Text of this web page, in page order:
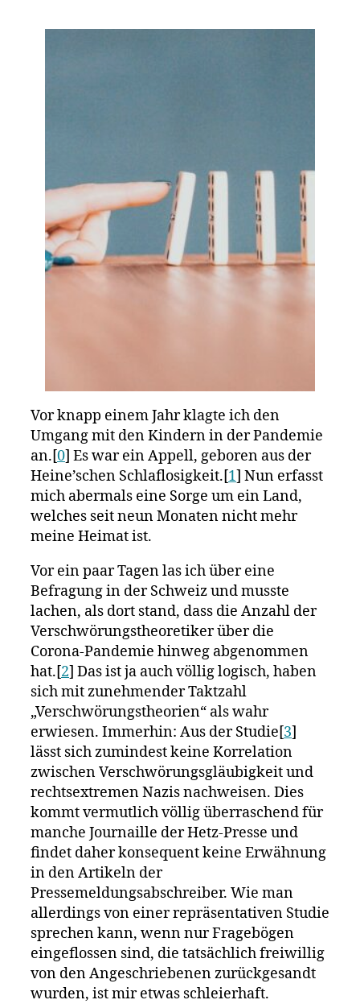
Vor knapp einem Jahr klagte ich den
Umgang mit den Kindern in der Pandemie
an.[0] Es war ein Appell, geboren aus der
Heine’schen Schlaflosigkeit.[1] Nun erfasst
mich abermals eine Sorge um ein Land,
welches seit neun Monaten nicht mehr
meine Heimat ist.
Vor ein paar Tagen las ich über eine
Befragung in der Schweiz und musste
lachen, als dort stand, dass die Anzahl der
Verschwörungstheoretiker über die
Corona-Pandemie hinweg abgenommen
hat.[2] Das ist ja auch völlig logisch, haben
sich mit zunehmender Taktzahl
„Verschwörungstheorien“ als wahr
erwiesen. Immerhin: Aus der Studie[3]
lässt sich zumindest keine Korrelation
zwischen Verschwörungsgläubigkeit und
rechtsextremen Nazis nachweisen. Dies
kommt vermutlich völlig überraschend für
manche Journaille der Hetz-Presse und
findet daher konsequent keine Erwähnung
in den Artikeln der
Pressemeldungsabschreiber. Wie man
allerdings von einer repräsentativen Studie
sprechen kann, wenn nur Fragebögen
eingeflossen sind, die tatsächlich freiwillig
von den Angeschriebenen zurückgesandt
wurden, ist mir etwas schleierhaft.